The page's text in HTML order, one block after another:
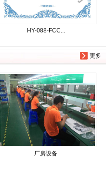
HY-088-FCC...
更多
厂房设备